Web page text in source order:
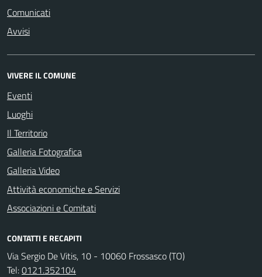
Comunicati
Avvisi
VIVERE IL COMUNE
Eventi
Luoghi
Il Territorio
Galleria Fotografica
Galleria Video
Attività economiche e Servizi
Associazioni e Comitati
CONTATTI E RECAPITI
Via Sergio De Vitis, 10 - 10060 Frossasco (TO)
Tel:0121.352104